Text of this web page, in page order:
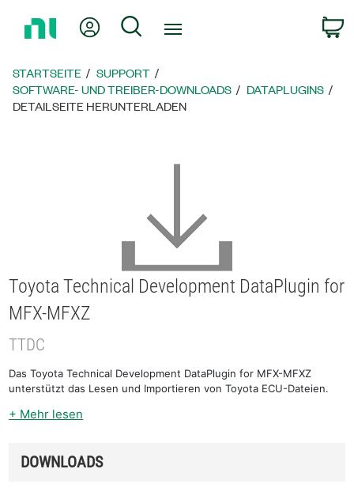
zur
Mein KontoSuche
STARTSEITE
SUPPORT
SOFTWARE- UND TREIBER-DOWNLOADS
DATAPLUGINS
DETAILSEITE HERUNTERLADEN
Toyota Technical Development DataPlugin for
MFX-MFXZ
TTDC
Das Toyota Technical Development DataPlugin for MFX-MFXZ
unterstützt das Lesen und Importieren von Toyota ECU-Dateien.
+ Mehr lesen
DOWNLOADS